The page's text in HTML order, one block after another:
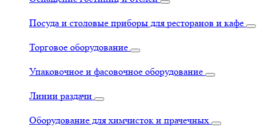
Посуда и столовые приборы для ресторанов и кафе
Торговое оборудование
Упаковочное и фасовочное оборудование
Линии раздачи
Оборудование для химчисток и прачечных